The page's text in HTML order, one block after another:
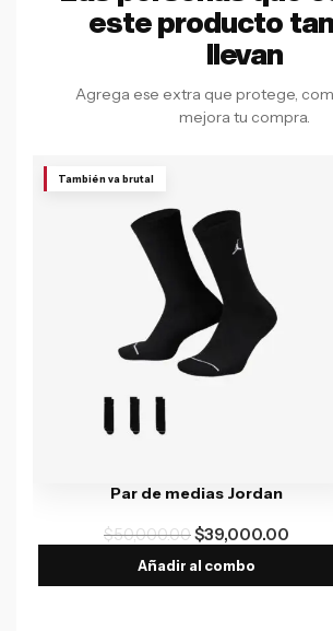
este producto
llevan
Agrega ese extra que protege,
mejora tu compra.
También va brutal
Par de medias Jordan
$50,000.00$39,000.00
Añadir al combo